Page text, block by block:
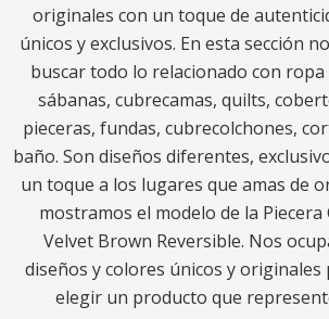
originales con un toque de
únicos y exclusivos. En esta sección
buscar todo lo relacionado con ropa
sábanas, cubrecamas, quilts,
pieceras, fundas, cubrecolchones,
baño. Son diseños diferentes,
un toque a los lugares que amas de
mostramos el modelo de la Piecera
Velvet Brown Reversible. Nos
diseños y colores únicos y originales
elegir un producto que